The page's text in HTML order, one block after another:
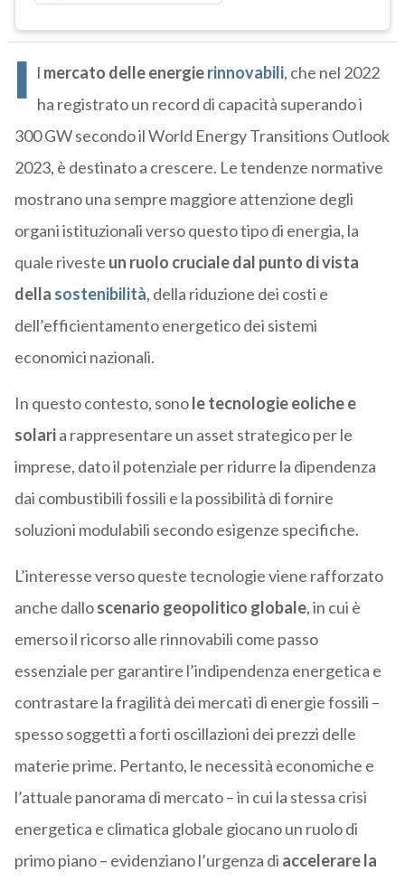
I l mercato delle energierinnovabili, che nel 2022
ha registrato un record di capacità superando i
300 GW secondo il World Energy Transitions Outlook
2023, è destinato a crescere. Le tendenze normative
mostrano una sempre maggiore attenzione degli
organi istituzionali verso questo tipo di energia, la
quale riveste un ruolo cruciale dal punto di vista
della sostenibilità, della riduzione dei costi e
dell’efficientamento energetico dei sistemi
economici nazionali.
In questo contesto, sonoletecnologie eoliche e
solaria rappresentare un asset strategico per le
imprese, dato il potenziale per ridurre la dipendenza
dai combustibili fossili e la possibilità di fornire
soluzioni modulabili secondo esigenze specifiche.
L’interesse verso queste tecnologie viene rafforzato
anche dalloscenario geopolitico globale, in cui è
emerso il ricorso alle rinnovabili come passo
essenziale per garantire l’indipendenza energetica e
contrastare la fragilità dei mercati di energie fossili –
spesso soggetti a forti oscillazioni dei prezzi delle
materie prime. Pertanto, le necessità economiche e
l’attuale panorama di mercato – in cui la stessa crisi
energetica e climatica globale giocano un ruolo di
primo piano – evidenziano l’urgenza di accelerare la